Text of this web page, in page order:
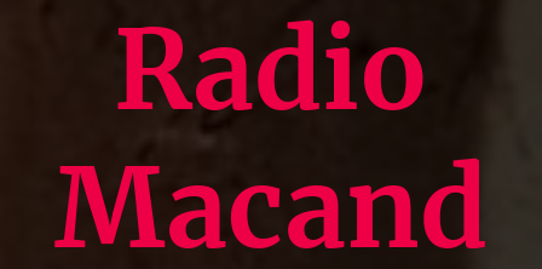
Radio
Macand